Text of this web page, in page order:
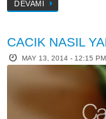
DEVAMI
CACIK NASIL
MAY 13, 2014 - 12:15 PM